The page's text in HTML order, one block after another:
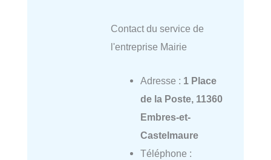
Contact du service de
l'entreprise Mairie
Adresse : 1 Place
de la Poste, 11360
Embres-et-
Castelmaure
Téléphone :